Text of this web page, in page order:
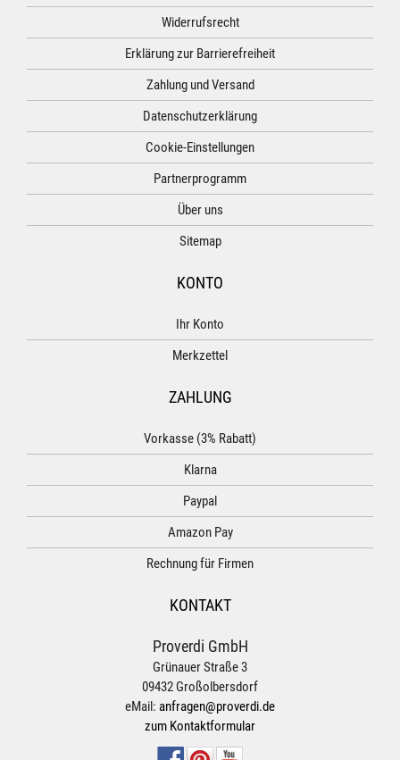
Widerrufsrecht
Erklärung zur Barrierefreiheit
Zahlung und Versand
Datenschutzerklärung
Cookie-Einstellungen
Partnerprogramm
Über uns
Sitemap
KONTO
Ihr Konto
Merkzettel
ZAHLUNG
Vorkasse (3% Rabatt)
Klarna
Paypal
Amazon Pay
Rechnung für Firmen
KONTAKT
Proverdi GmbH
Grünauer Straße 3
09432 Großolbersdorf
eMail: anfragen@proverdi.de
zum Kontaktformular